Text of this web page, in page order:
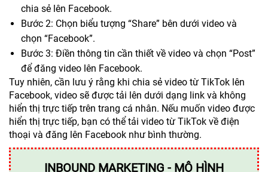
chia sẻ lên Facebook.
Bước 2: Chọn biểu tượng “Share” bên dưới video và
chọn “Facebook”.
Bước 3: Điền thông tin cần thiết về video và chọn “Post”
để đăng video lên Facebook.
Tuy nhiên, cần lưu ý rằng khi chia sẻ video từ TikTok lên
Facebook, video sẽ được tải lên dưới dạng link và không
hiển thị trực tiếp trên trang cá nhân. Nếu muốn video được
hiển thị trực tiếp, bạn có thể tải video từ TikTok về điện
thoại và đăng lên Facebook như bình thường.
INBOUND MARKETING - MÔ HÌNH